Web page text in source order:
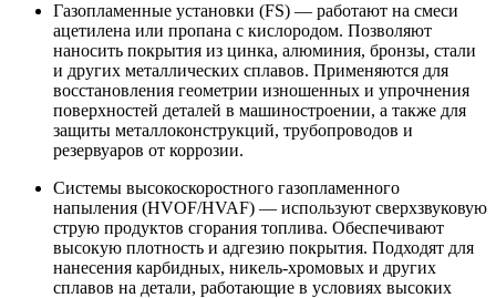
Газопламенные установки (FS) — работают на смеси
ацетилена или пропана с кислородом. Позволяют
наносить покрытия из цинка, алюминия, бронзы, стали
и других металлических сплавов. Применяются для
восстановления геометрии изношенных и упрочнения
поверхностей деталей в машиностроении, а также для
защиты металлоконструкций, трубопроводов и
резервуаров от коррозии.
Системы высокоскоростного газопламенного
напыления (HVOF/HVAF) — используют сверхзвуковую
струю продуктов сгорания топлива. Обеспечивают
высокую плотность и адгезию покрытия. Подходят для
нанесения карбидных, никель-хромовых и других
сплавов на детали, работающие в условиях высоких